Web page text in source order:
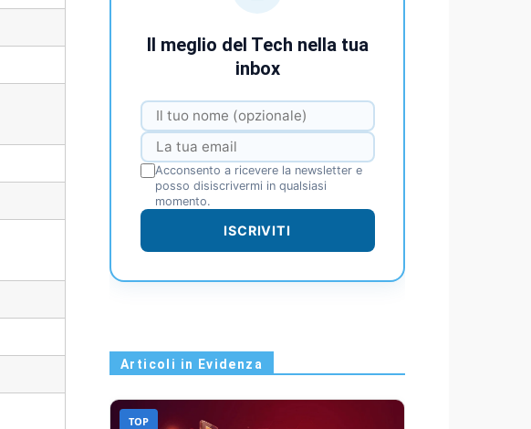
Il meglio del Tech nella tua
inbox
Acconsento a ricevere la newsletter e
posso disiscrivermi in qualsiasi
momento.
ISCRIVITI
Articoli in Evidenza
TOP